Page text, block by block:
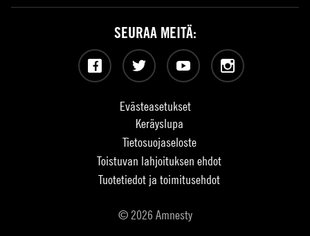
Evästeasetukset
Keräyslupa
Tietosuojaseloste
Toistuvan lahjoituksen ehdot
Tuotetiedot ja toimitusehdot
© 2026 Amnesty
SEURAA MEITÄ:
Facebook Twitter YouTubeInstagram